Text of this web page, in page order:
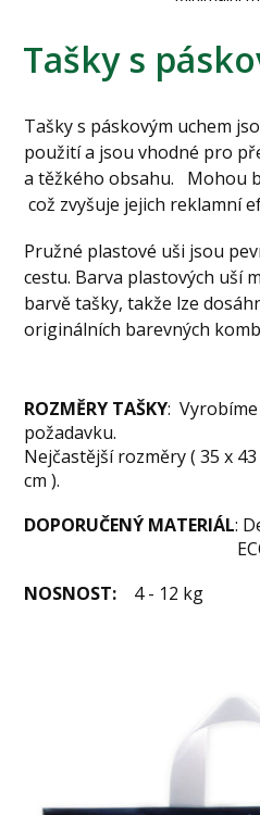
Tašky s
Tašky s páskovým uchem
použití a jsou vhodné pro
a těžkého obsahu. Mohou
což zvyšuje jejich reklamní
Pružné plastové uši jsou
cestu. Barva plastových uší
barvě tašky, takže lze
originálních barevných
ROZMĚRY TAŠKY:
požadavku.
Nejčastější rozměry ( 35 x
cm ).
DOPORUČENÝ MATERIÁL:
ECOMATER
NOSNOST:
4 - 12 kg